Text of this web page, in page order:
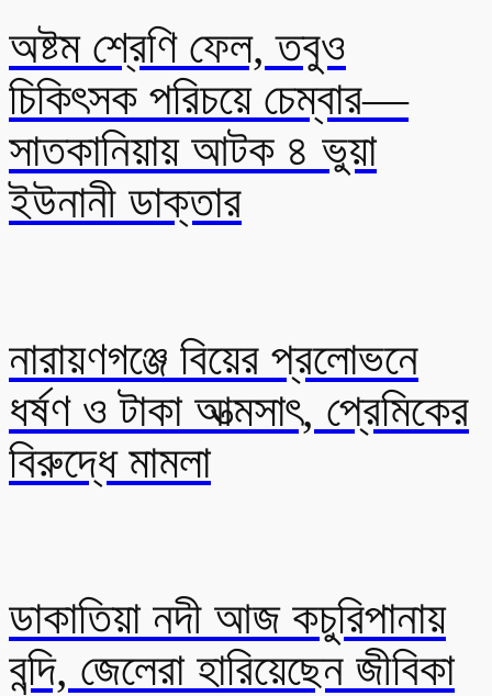
অষ্টম শ্রেণি ফেল, তবুও
চিকিৎসক পরিচয়ে চেম্বার—
সাতকানিয়ায় আটক ৪ ভুয়া
ইউনানী ডাক্তার
নারায়ণগঞ্জে বিয়ের প্রলোভনে
ধর্ষণ ও টাকা আত্মসাৎ, প্রেমিকের
বিরুদ্ধে মামলা
ডাকাতিয়া নদী আজ কচুরিপানায়
বন্দি, জেলেরা হারিয়েছেন জীবিকা